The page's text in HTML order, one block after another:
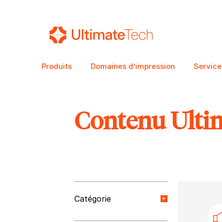
Produits Domaines d’impression
RECHERCHE
Contenu
Catégorie